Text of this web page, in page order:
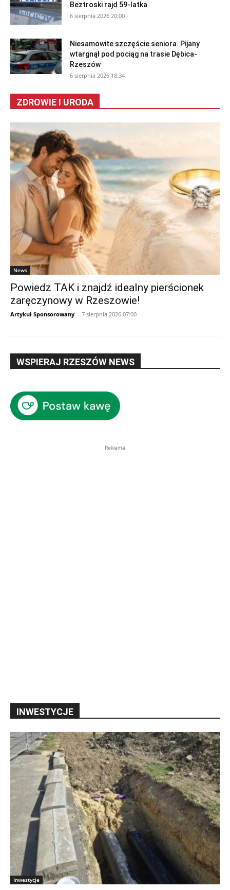
Beztroski rajd 59-latka
6 sierpnia 2026 20:00
Niesamowite szczęście seniora. Pijany
wtargnął pod pociąg na trasie Dębica-
Rzeszów
6 sierpnia 2026 18:34
ZDROWIE I URODA
News
Powiedz TAK i znajdź idealny pierścionek
zaręczynowy w Rzeszowie!
Artykuł Sponsorowany - 7 sierpnia 2026 07:00
WSPIERAJ RZESZÓW NEWS
Reklama
INWESTYCJE
Inwestycje